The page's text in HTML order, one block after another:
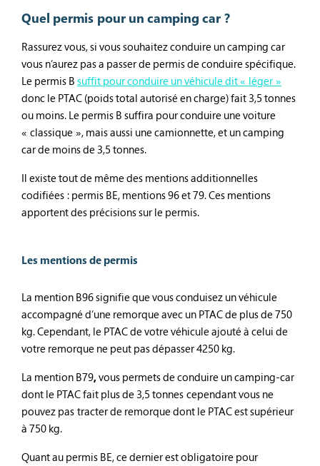
Quel permis pour un camping car ?
Rassurez vous, si vous souhaitez conduire un camping car
vous n’aurez pas a passer de permis de conduire spécifique.
Le permis B suffit pour conduire un véhicule dit « léger »
donc le PTAC (poids total autorisé en charge) fait 3,5 tonnes
ou moins. Le permis B suffira pour conduire une voiture
« classique », mais aussi une camionnette, et un camping
car de moins de 3,5 tonnes.
Il existe tout de même des mentions additionnelles
codifiées : permis BE, mentions 96 et 79. Ces mentions
apportent des précisions sur le permis.
Les mentions de permis
La mention B96 signifie que vous conduisez un véhicule
accompagné d’une remorque avec un PTAC de plus de 750
kg. Cependant, le PTAC de votre véhicule ajouté à celui de
votre remorque ne peut pas dépasser 4250 kg.
La mention B79, vous permets de conduire un camping-car
dont le PTAC fait plus de 3,5 tonnes cependant vous ne
pouvez pas tracter de remorque dont le PTAC est supérieur
à 750 kg.
Quant au permis BE, ce dernier est obligatoire pour